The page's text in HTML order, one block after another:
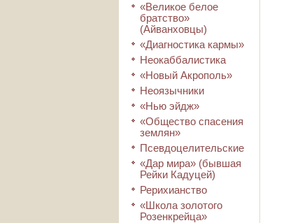
«Великое белое
братство»
(Айванховцы)
«Диагностика кармы»
Неокаббалистика
«Новый Акрополь»
Неоязычники
«Нью эйдж»
«Общество спасения
землян»
Псевдоцелительские
«Дар мира» (бывшая
Рейки Кадуцей)
Рерихианство
«Школа золотого
Розенкрейца»